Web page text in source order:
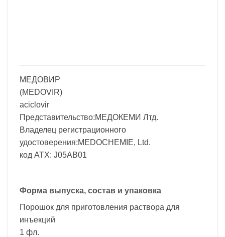
МЕДОВИР
(MEDOVIR)
aciclovir
Представительство:МЕДОКЕМИ Лтд.
Владелец регистрационного
удостоверения:MEDOCHEMIE, Ltd.
код ATX: J05AB01
Форма выпуска, состав и упаковка
Порошок для приготовления раствора для
инъекций
1 фл.